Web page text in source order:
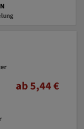
ab 5,44 €